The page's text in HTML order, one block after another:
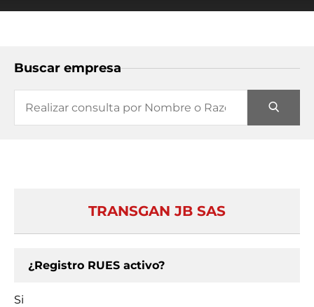
Buscar empresa
TRANSGAN JB SAS
¿Registro RUES activo?
Si